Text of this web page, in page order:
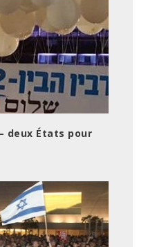
deux États pour